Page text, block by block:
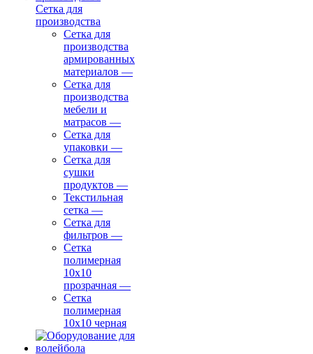
Сетка для
производства
Сетка для
производства
армированных
материалов —
Сетка для
производства
мебели и
матрасов —
Сетка для
упаковки —
Сетка для
сушки
продуктов —
Текстильная
сетка —
Сетка для
фильтров —
Сетка
полимерная
10х10
прозрачная —
Сетка
полимерная
10х10 черная